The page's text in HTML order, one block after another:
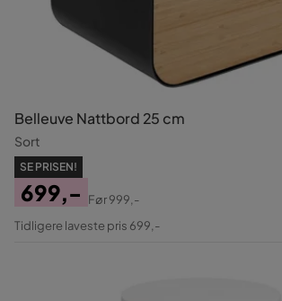
Belleuve Nattbord 25 cm
Sort
SE PRISEN!
Pris
699,-
Original
Før999,-
Tidligere laveste pris 699,-